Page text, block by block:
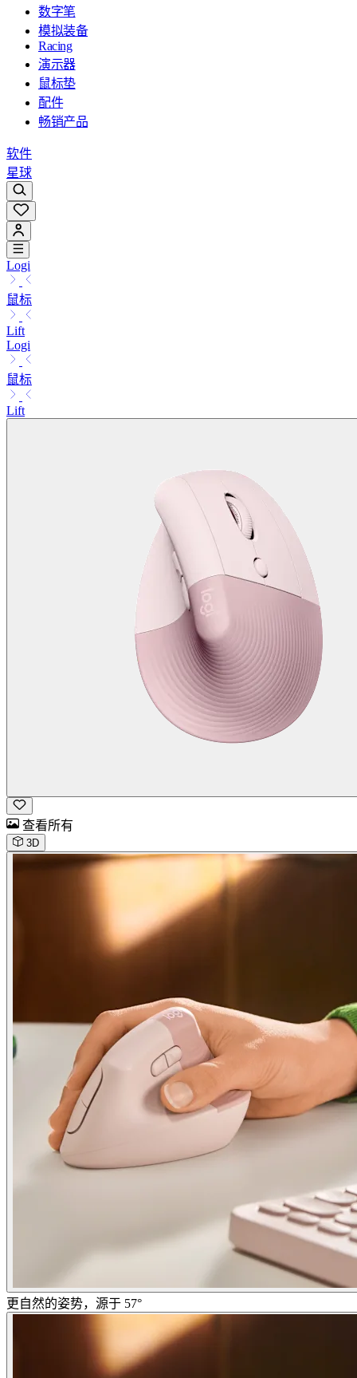
数字笔
模拟装备
Racing
演示器
鼠标垫
配件
畅销产品
软件
星球
Logi
鼠标
Lift
Logi
鼠标
Lift
查看所有
3D
更自然的姿势，源于 57°